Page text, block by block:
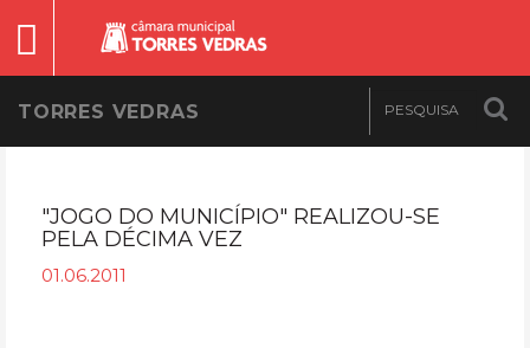
TORRES VEDRAS
"JOGO DO MUNICÍPIO" REALIZOU-SE
PELA DÉCIMA VEZ
01.06.2011